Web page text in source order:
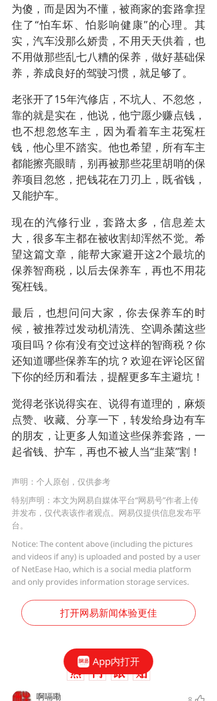
为傻，而是因为不懂，被商家的套路拿捏
住了“怕车坏、怕影响健康”的心理。其
实，汽车没那么娇贵，不用天天供着，也
不用做那些乱七八糟的保养，做好基础保
养，养成良好的驾驶习惯，就足够了。
老张开了15年汽修店，不坑人、不忽悠，
靠的就是实在，他说，他宁愿少赚点钱，
也不想忽悠车主，因为看着车主花冤枉
钱，他心里不踏实。他也希望，所有车主
都能擦亮眼睛，别再被那些花里胡哨的保
养项目忽悠，把钱花在刀刃上，既省钱，
又能护车。
现在的汽修行业，套路太多，信息差太
大，很多车主都在被收割却浑然不觉。希
望这篇文章，能帮大家避开这2个最坑的
保养智商税，以后去保养车，再也不用花
冤枉钱。
最后，也想问问大家，你去保养车的时
候，被推荐过发动机清洗、空调杀菌这些
项目吗？你有没有交过这样的智商税？你
还知道哪些保养车的坑？欢迎在评论区留
下你的经历和看法，提醒更多车主避坑！
觉得老张说得实在、说得有道理的，麻烦
点赞、收藏、分享一下，转发给身边有车
的朋友，让更多人知道这些保养套路，一
起省钱、护车，再也不被人当“韭菜”割！
声明：个人原创，仅供参考
特别声明：本文为网易自媒体平台“网易号”作者上传
并发布，仅代表该作者观点。网易仅提供信息发布平
台。
Notice: The content above (including the pictures
and videos if any) is uploaded and posted by a user
of NetEase Hao, which is a social media platform
and only provides information storage services.
打开网易新闻体验更佳
啊嗝嘞
App内打开